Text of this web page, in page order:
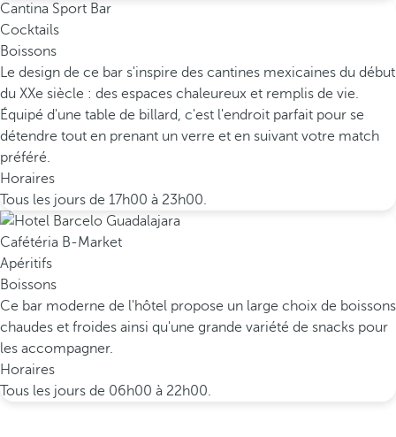
Cantina Sport Bar
Cocktails
Boissons
Le design de ce bar s'inspire des cantines mexicaines du début
du XXe siècle : des espaces chaleureux et remplis de vie.
Équipé d'une table de billard, c'est l'endroit parfait pour se
détendre tout en prenant un verre et en suivant votre match
préféré.
Horaires
Tous les jours de 17h00 à 23h00.
Cafétéria B-Market
Apéritifs
Boissons
Ce bar moderne de l'hôtel propose un large choix de boissons
chaudes et froides ainsi qu'une grande variété de snacks pour
les accompagner.
Horaires
Tous les jours de 06h00 à 22h00.